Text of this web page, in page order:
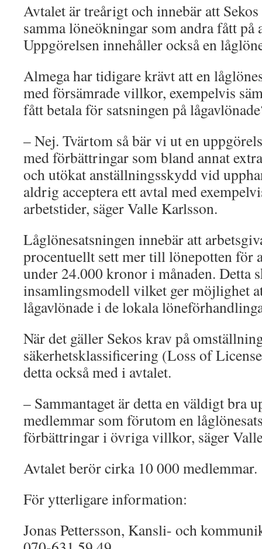
Avtalet är treårigt och innebär att
samma löneökningar som andra fått på
Uppgörelsen innehåller också en
Almega har tidigare krävt att en
med försämrade villkor, exempelvis
fått betala för satsningen på
– Nej. Tvärtom så bär vi ut en
med förbättringar som bland annat
och utökat anställningsskydd vid
aldrig acceptera ett avtal med
arbetstider, säger Valle Karlsson.
Låglönesatsningen innebär att
procentuellt sett mer till lönepotten för
under 24.000 kronor i månaden. Detta
insamlingsmodell vilket ger möjlighet
lågavlönade i de lokala
När det gäller Sekos krav på
säkerhetsklassificering (Loss of
detta också med i avtalet.
– Sammantaget är detta en väldigt bra
medlemmar som förutom en
förbättringar i övriga villkor, säger
Avtalet berör cirka 10 000 medlemmar.
För ytterligare information:
Jonas Pettersson, Kansli- och